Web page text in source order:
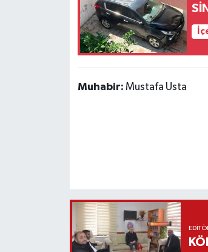
Muhabir: Mustafa Usta